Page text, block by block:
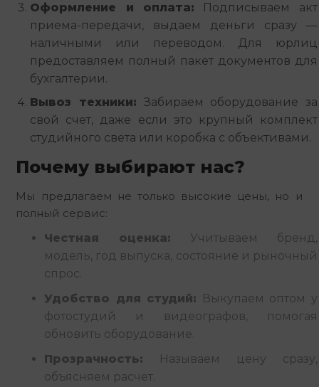
Оформление и оплата: Подписываем акт
приема-передачи, выдаем деньги сразу —
наличными или переводом. Для юрлиц
предоставляем полный пакет документов для
бухгалтерии.
Вывоз техники: Забираем оборудование за
свой счет, даже если это крупный комплект
студийного света или коробка с объективами.
Почему выбирают нас?
Мы предлагаем не только высокие цены, но и
полный сервис:
Честная оценка: Учитываем бренд,
модель, год выпуска, состояние и рыночный
спрос.
Удобство для студий: Выкупаем оптом у
фотостудий и видеографов, помогая
обновить оборудование.
Прозрачность: Называем цену сразу,
объясняем расчет.